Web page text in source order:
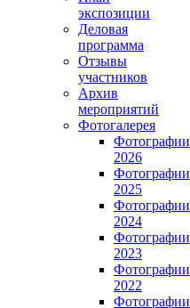
экспозиции
Деловая
программа
Отзывы
участников
Архив
мероприятий
Фотогалерея
Фотографии
2026
Фотографии
2025
Фотографии
2024
Фотографии
2023
Фотографии
2022
Фотографии